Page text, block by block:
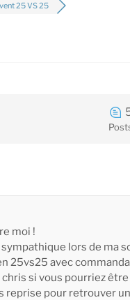
25 VS 25
moi !
lors de ma
25vs25 avec
si vous pourriez
reprise pour retrouver